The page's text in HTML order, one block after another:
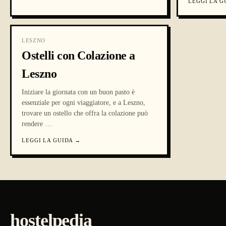
LESZNO
Ostelli con Colazione a
Leszno
Iniziare la giornata con un buon pasto è
essenziale per ogni viaggiatore, e a Leszno,
trovare un ostello che offra la colazione può
rendere …
LEGGI LA GUIDA →
hostelpedia